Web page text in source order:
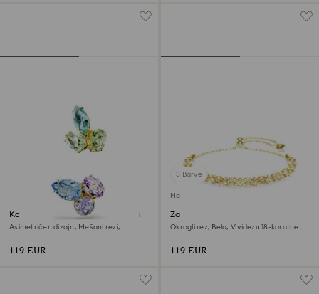
Komplet ušesnih manšet Gema
Asimetričen dizajn, Mešani rezi,
119 EUR
3 Barve
Na voljo ekskluzivno na spletu
Zapestnica Dextera
Okrogli rez, Bela, V videzu 18-karatnega
119 EUR